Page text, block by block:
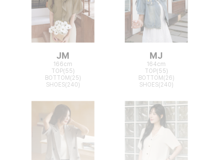
JM
166cm
TOP(55)
BOTTOM(25)
SHOES(240)
MJ
164cm
TOP(55)
BOTTOM(26)
SHOES(240)